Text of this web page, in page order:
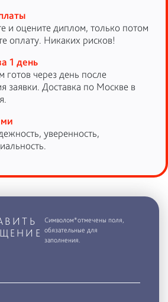
и оцените диплом, только потом
оплату. Никаких рисков!
1 день
готов через день после
заявки. Доставка по Москве в
уверенность,
Символом*отмечены поля,
обязательные для
заполнения.